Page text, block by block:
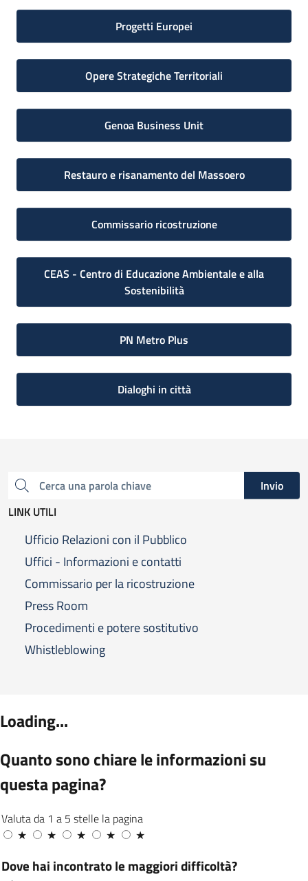
Progetti Europei
Opere Strategiche Territoriali
Genoa Business Unit
Restauro e risanamento del Massoero
Commissario ricostruzione
CEAS - Centro di Educazione Ambientale e alla
Sostenibilità
PN Metro Plus
Dialoghi in città
Cerca una parola chiave
Invio
LINK UTILI
Ufficio Relazioni con il Pubblico
Uffici - Informazioni e contatti
Commissario per la ricostruzione
Press Room
Procedimenti e potere sostitutivo
Whistleblowing